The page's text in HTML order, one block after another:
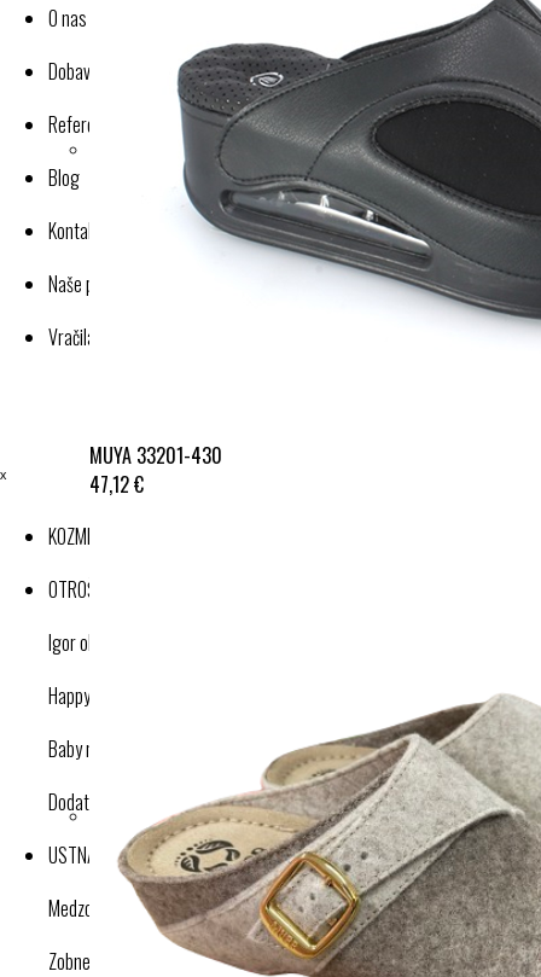
MUYA 33201-430
47,12 €
O nas
Dobavitelji-proizvajalci
Reference
Blog
Kontakt
Naše poslovanje
Vračila in reklamacije
ˣ
KOZMETIKA
OTROŠKI IZDELKI
Igor obutev
Happy nose cleaner
Baby nose cleaner
Dodatki
USTNA HIGIENA
Medzobne ščetke
Zobne ščetke